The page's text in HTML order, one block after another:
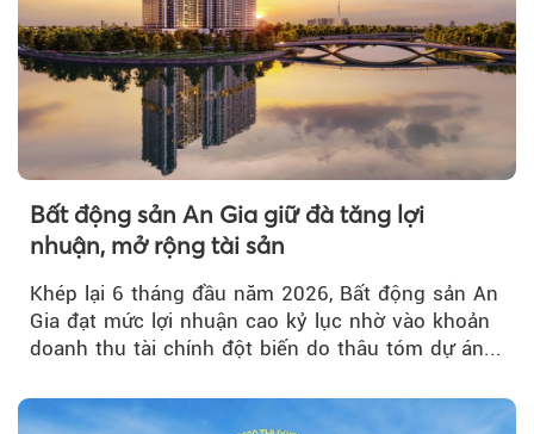
Bất động sản An Gia giữ đà tăng lợi
nhuận, mở rộng tài sản
Khép lại 6 tháng đầu năm 2026, Bất động sản An
Gia đạt mức lợi nhuận cao kỷ lục nhờ vào khoản
doanh thu tài chính đột biến do thâu tóm dự án...